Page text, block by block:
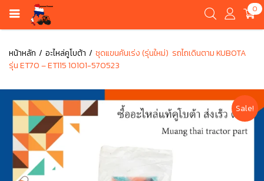
0
หน้าหลัก อะไหล่คูโบต้า
ชุดแขนคันเร่ง (รุ่นใหม่) รถไถเดินตาม KUBOTA
รุ่น ET70 – ET115 10101-570523
Sale!